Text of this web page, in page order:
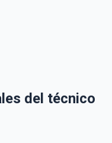
del técnico